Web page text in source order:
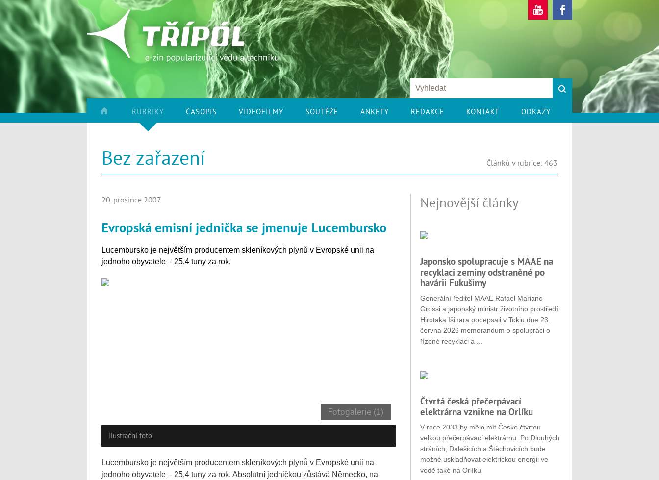
RUBRIKY ČASOPIS VIDEOFILMY SOUTĚŽE ANKETY REDAKCE KONTAKT ODKAZY
Bez zařazení Článků v rubrice: 463
20. prosince 2007
Evropská emisní jednička se jmenuje Lucembursko
Lucembursko je největším producentem skleníkových plynů v Evropské unii na
jednoho obyvatele – 25,4 tuny za rok.
Fotogalerie (1)
Ilustrační foto
Lucembursko je největším producentem skleníkových plynů v Evropské unii na
jednoho obyvatele – 25,4 tuny za rok. Absolutní jedničkou zůstává Německo, na
Nejnovější články
Japonsko spolupracuje s MAAE na
recyklaci zeminy odstraněné po
havárii Fukušimy
Generální ředitel MAAE Rafael Mariano
Grossi a japonský ministr životního prostředí
Hirotaka Išihara podepsali v Tokiu dne 23.
června 2026 memorandum o spolupráci o
řízené recyklaci a ...
Čtvrtá česká přečerpávací
elektrárna vznikne na Orlíku
V roce 2033 by mělo mít Česko čtvrtou
velkou přečerpávací elektrárnu. Po Dlouhých
stráních, Dalešicích a Štěchovicích bude
možné uskladňovat elektrickou energii ve
vodě také na Orlíku.